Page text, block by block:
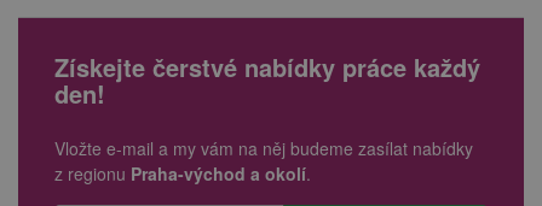
Získejte čerstvé nabídky práce každý
den!
Vložte e-mail a my vám na něj budeme zasílat nabídky
z regionu Praha-východ a okolí.